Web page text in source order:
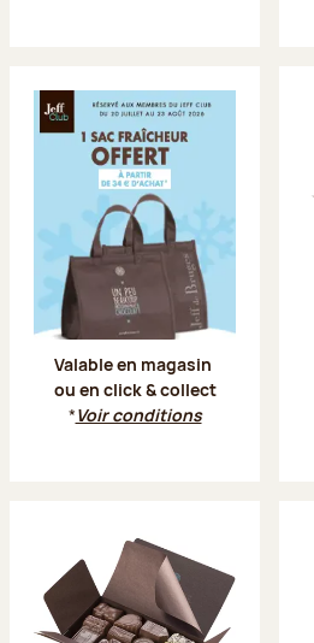
Valable en magasin
ou en click & collect
*Voir conditions